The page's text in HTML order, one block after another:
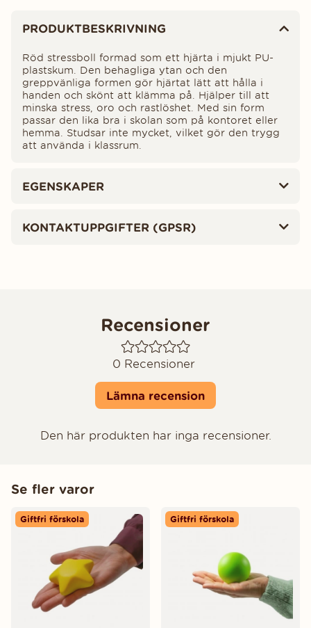
PRODUKTBESKRIVNING
Röd stressboll formad som ett hjärta i mjukt PU-
plastskum. Den behagliga ytan och den
greppvänliga formen gör hjärtat lätt att hålla i
handen och skönt att klämma på. Hjälper till att
minska stress, oro och rastlöshet. Med sin form
passar den lika bra i skolan som på kontoret eller
hemma. Studsar inte mycket, vilket gör den trygg
att använda i klassrum.
EGENSKAPER
KONTAKTUPPGIFTER (GPSR)
Recensioner
0 Recensioner
Lämna recension
Den här produkten har inga recensioner.
Se fler varor
Giftfri förskola Giftfri förskola